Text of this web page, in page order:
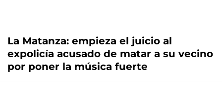
La Matanza: empieza el juicio al
expolicía acusado de matar a su vecino
por poner la música fuerte